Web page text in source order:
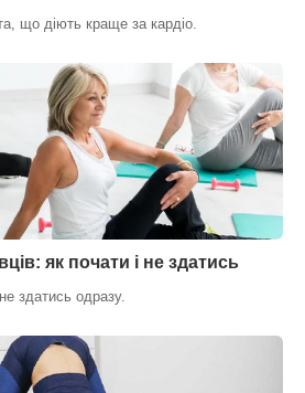
що діють краще за кардіо.
як почати і не здатись
здатись одразу.